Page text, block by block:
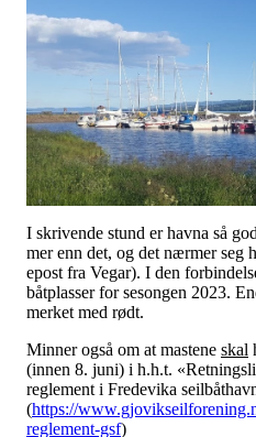
I skrivende stund er havna så
mer enn det, og det nærmer seg
epost fra Vegar). I den
båtplasser for sesongen 2023.
merket med rødt.
Minner også om at mastene skal
(innen 8. juni) i h.h.t.
reglement i Fredevika
(https://
reglement-gsf)